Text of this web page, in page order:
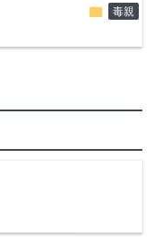
folder 毒親